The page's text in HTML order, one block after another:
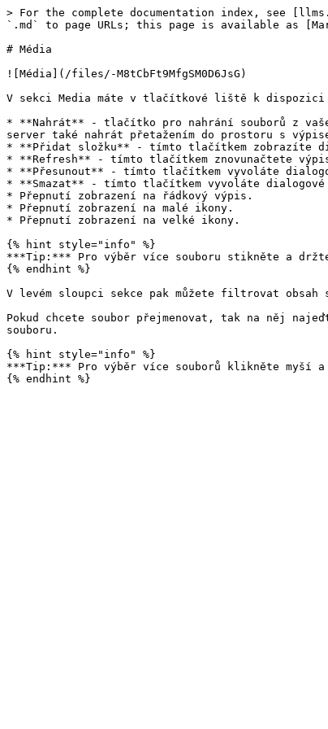
> For the complete documentation index, see
`.md` to page URLs; this page is available as
# Média
![Média](/files/-M8tCbFt9MfgSM0D6JsG)
V sekci Media máte v tlačítkové liště k
* **Nahrát** - tlačítko pro nahrání souborů z
server také nahrát přetažením do prostoru s
* **Přidat složku** - tímto tlačítkem zobrazíte
* **Refresh** - tímto tlačítkem znovunačtete
* **Přesunout** - tímto tlačítkem vyvoláte
* **Smazat** - tímto tlačítkem vyvoláte dialogové
* Přepnutí zobrazení na řádkový výpis.
* Přepnutí zobrazení na malé ikony.
* Přepnutí zobrazení na velké ikony.
{% hint style="info" %}
***Tip:*** Pro výběr více souboru stikněte a
{% endhint %}
V levém sloupci sekce pak můžete filtrovat
Pokud chcete soubor přejmenovat, tak na něj
souboru.
{% hint style="info" %}
***Tip:*** Pro výběr více souborů klikněte myší a